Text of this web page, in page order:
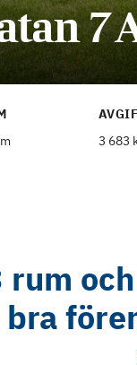
3 683
rum
bra